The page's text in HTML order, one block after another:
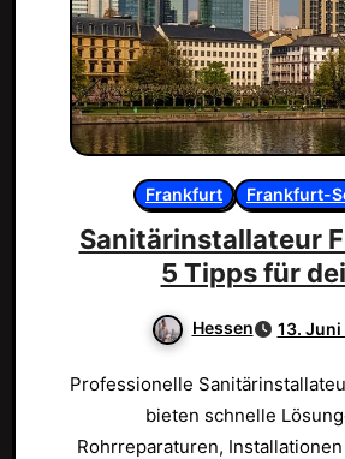
Frankfurt Frankfurt-
Sanitärinstallateur
5 Tipps für
Hessen 13.
Professionelle Sanitärinstallateure in Frankfurt
bieten schnelle
Rohrreparaturen,